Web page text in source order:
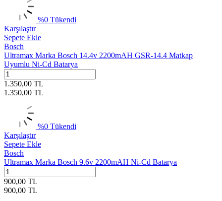
%0 Tükendi
Karşılaştır
Sepete Ekle
Bosch
Ultramax Marka Bosch 14.4v 2200mAH GSR-14.4 Matkap
Uyumlu Ni-Cd Batarya
1.350,00 TL
1.350,00 TL
%0 Tükendi
Karşılaştır
Sepete Ekle
Bosch
Ultramax Marka Bosch 9.6v 2200mAH Ni-Cd Batarya
900,00 TL
900,00 TL